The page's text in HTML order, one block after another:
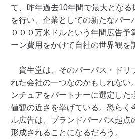
て、昨年過去10年間で最大とな
を行い、企業としての新たなパー
０００万米ドルという年間広告予
ーン費用をかけて自社の世界観を
資生堂は、そのパーパス・ドリ
れた会社の一つなのかもしれない
ンチュアをパートナーに選定した
値観の近さを挙げている。恐らく
ル広告は、ブランドパーパス起点
形成されることになるだろう。